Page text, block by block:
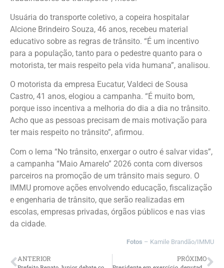
Usuária do transporte coletivo, a copeira hospitalar
Alcione Brindeiro Souza, 46 anos, recebeu material
educativo sobre as regras de trânsito. “É um incentivo
para a população, tanto para o pedestre quanto para o
motorista, ter mais respeito pela vida humana”, analisou.
O motorista da empresa Eucatur, Valdeci de Sousa
Castro, 41 anos, elogiou a campanha. “É muito bom,
porque isso incentiva a melhoria do dia a dia no trânsito.
Acho que as pessoas precisam de mais motivação para
ter mais respeito no trânsito”, afirmou.
Com o lema “No trânsito, enxergar o outro é salvar vidas”,
a campanha “Maio Amarelo” 2026 conta com diversos
parceiros na promoção de um trânsito mais seguro. O
IMMU promove ações envolvendo educação, fiscalização
e engenharia de trânsito, que serão realizadas em
escolas, empresas privadas, órgãos públicos e nas vias
da cidade.
Fotos – Kamile Brandão/IMMU
ANTERIOR PRÓXIMO